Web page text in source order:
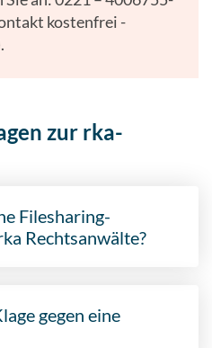
kostenfrei -
zur rka-
Filesharing-
Rechtsanwälte?
gegen eine